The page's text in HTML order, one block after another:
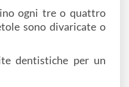
ogni tre o quattro
sono divaricate o
dentistiche per un